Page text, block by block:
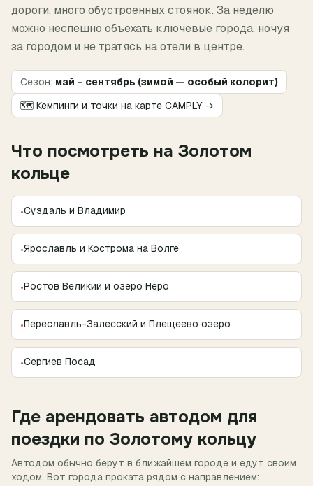
дороги, много обустроенных стоянок. За неделю
можно неспешно объехать ключевые города, ночуя
за городом и не тратясь на отели в центре.
Сезон: май – сентябрь (зимой — особый колорит)
🗺 Кемпинги и точки на карте CAMPLY →
Что посмотреть на Золотом
кольце
•Суздаль и Владимир
•Ярославль и Кострома на Волге
•Ростов Великий и озеро Неро
•Переславль-Залесский и Плещеево озеро
•Сергиев Посад
Где арендовать автодом для
поездки по Золотому кольцу
Автодом обычно берут в ближайшем городе и едут своим
ходом. Вот города проката рядом с направлением: